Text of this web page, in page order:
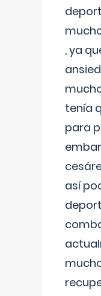
, ya
tenía
para
así